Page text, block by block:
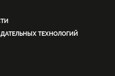
ТЕХНОЛОГИЙ